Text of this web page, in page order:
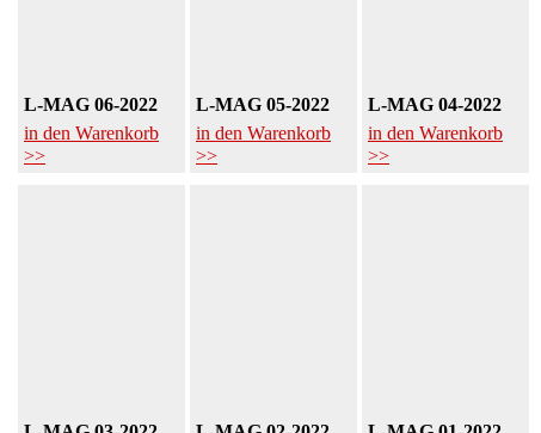
L-MAG 06-2022
in den Warenkorb
>>
L-MAG 05-2022
in den Warenkorb
>>
L-MAG 04-2022
in den Warenkorb
>>